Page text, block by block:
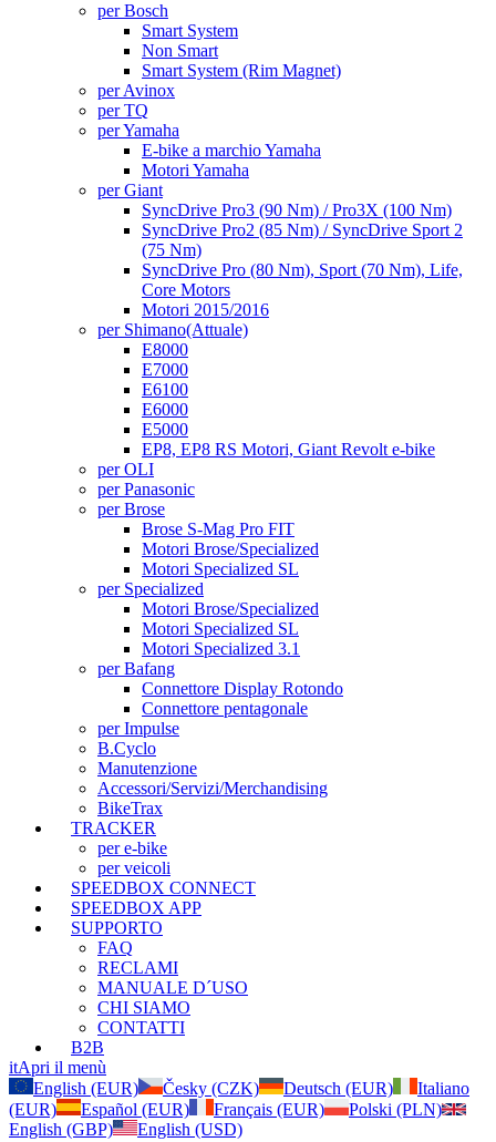
per Bosch
Smart System
Non Smart
Smart System (Rim Magnet)
per Avinox
per TQ
per Yamaha
E-bike a marchio Yamaha
Motori Yamaha
per Giant
SyncDrive Pro3 (90 Nm) / Pro3X (100 Nm)
SyncDrive Pro2 (85 Nm) / SyncDrive Sport 2
(75 Nm)
SyncDrive Pro (80 Nm), Sport (70 Nm), Life,
Core Motors
Motori 2015/2016
per Shimano(Attuale)
E8000
E7000
E6100
E6000
E5000
EP8, EP8 RS Motori, Giant Revolt e-bike
per OLI
per Panasonic
per Brose
Brose S-Mag Pro FIT
Motori Brose/Specialized
Motori Specialized SL
per Specialized
Motori Brose/Specialized
Motori Specialized SL
Motori Specialized 3.1
per Bafang
Connettore Display Rotondo
Connettore pentagonale
per Impulse
B.Cyclo
Manutenzione
Accessori/Servizi/Merchandising
BikeTrax
TRACKER
per e-bike
per veicoli
SPEEDBOX CONNECT
SPEEDBOX APP
SUPPORTO
FAQ
RECLAMI
MANUALE D´USO
CHI SIAMO
CONTATTI
B2B
itApri il menù
English (EUR)
Česky (CZK) Deutsch (EUR)
Italiano
(EUR)
Español (EUR) Français (EUR)
Polski (PLN)
English (GBP)
English (USD)